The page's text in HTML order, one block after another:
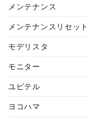
メンテナンス
メンテナンスリセット
モデリスタ
モニター
ユピテル
ヨコハマ